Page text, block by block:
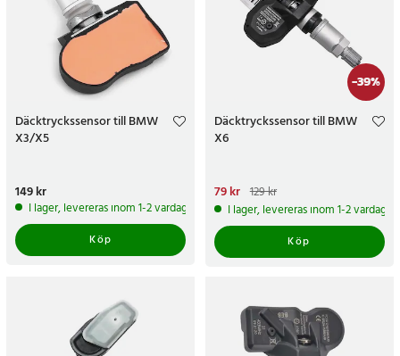
Däcktryckssensor till BMW
X3/X5
Pris:149 kr
149 kr
I lager, levereras inom 1-2 vardagar
Köp
-39%
Däcktryckssensor till BMW
X6
Nuvarande pris
pris:129 kr
79 kr 129 kr
I lager, levereras inom 1-2 vardagar
Köp